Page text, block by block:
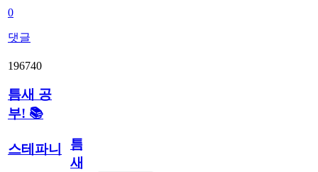
0
댓글
196740
틈새 공
부! 📚
스테파니
틈
새